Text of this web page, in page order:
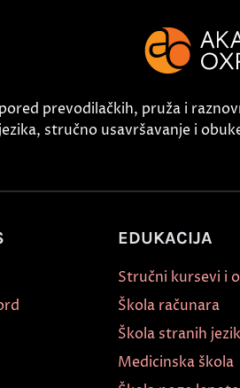
prevodilačkih, pruža i
stručno usavršavanje i
EDUKACIJA
Stručni kursevi i
Škola računara
Škola stranih
Medicinska škola